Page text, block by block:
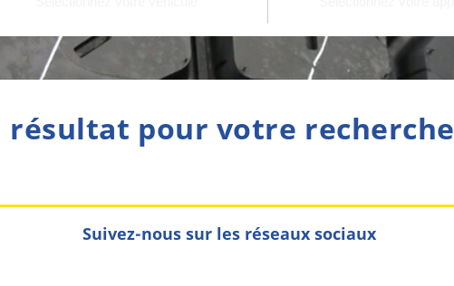
résultat pour votre recherche
Suivez-nous sur les réseaux sociaux